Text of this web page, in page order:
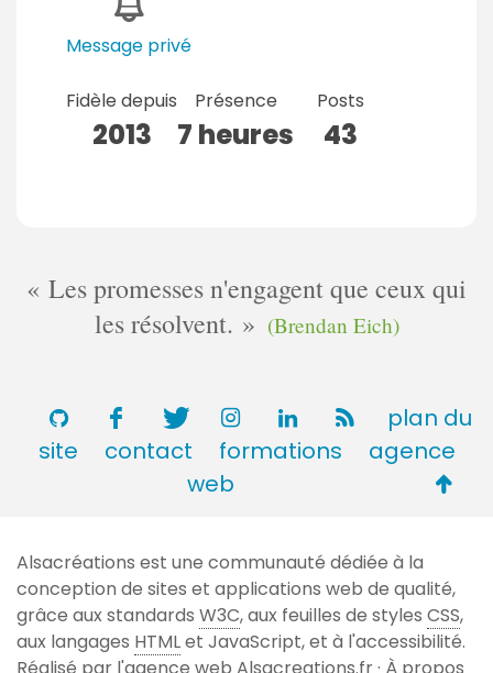
Message privé
Fidèle depuis
2013
Présence
7 heures
Posts
43
Les promesses n'engagent que ceux qui
les résolvent.
(Brendan Eich)
plan du
site
contact formations
agence
web
de
page
Alsacréations est une communauté dédiée à la
conception de sites et applications web de qualité,
grâce aux standards W3C, aux feuilles de styles CSS,
aux langages HTMLet JavaScript, et à l'accessibilité.